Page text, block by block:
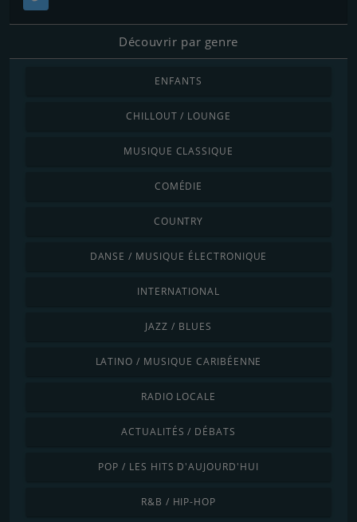
Découvrir par genre
ENFANTS
CHILLOUT / LOUNGE
MUSIQUE CLASSIQUE
COMÉDIE
COUNTRY
DANSE / MUSIQUE ÉLECTRONIQUE
INTERNATIONAL
JAZZ / BLUES
LATINO / MUSIQUE CARIBÉENNE
RADIO LOCALE
ACTUALITÉS / DÉBATS
POP / LES HITS D'AUJOURD'HUI
R&B / HIP-HOP